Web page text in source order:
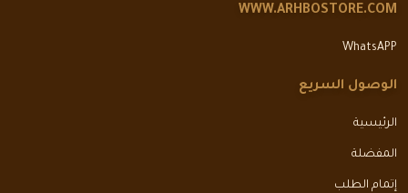
WWW.ARHBOSTORE.COM
WhatsAPP
الوصول السريع
الرئيسية
المفضلة
إتمام الطلب